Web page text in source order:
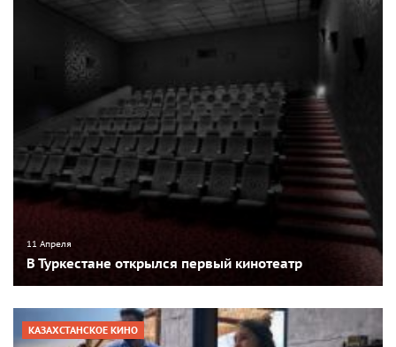
11 Апреля
В Туркестане открылся первый кинотеатр
КАЗАХСТАНСКОЕ КИНО